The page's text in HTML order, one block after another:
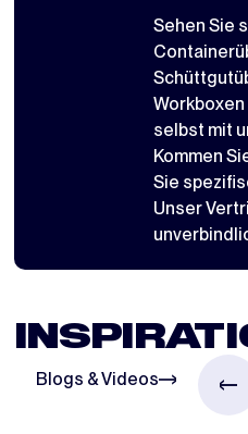
Sehen Sie
Workboxen
selbst mit
Kommen
Sie
Unser
Blogs & Videos